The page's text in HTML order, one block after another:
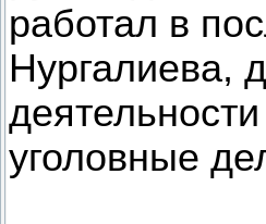
работал в
Нургалиева,
уголовные